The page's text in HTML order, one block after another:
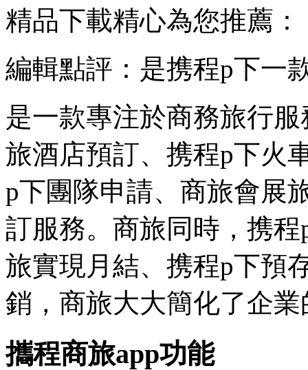
精品下載精心為您推薦：
編輯點評：是携程p下一
是一款專注於商務旅行
旅酒店預訂、携程p下火
p下團隊申請、商旅會展
訂服務。商旅同時，携
旅實現月結、携程p下預
銷，商旅大大簡化了企
攜程商旅app功能